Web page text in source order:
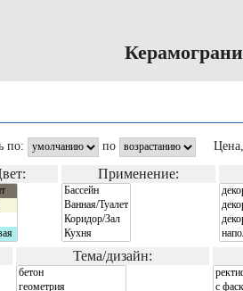
по: по Цена
Применение:
Тема/дизайн: